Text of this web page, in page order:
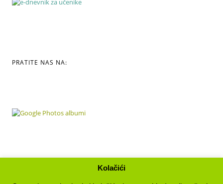
PRATITE NAS NA:
Kolačići